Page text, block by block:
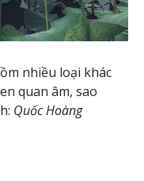
nhiều loại khác
quan âm, sao
Quốc Hoàng